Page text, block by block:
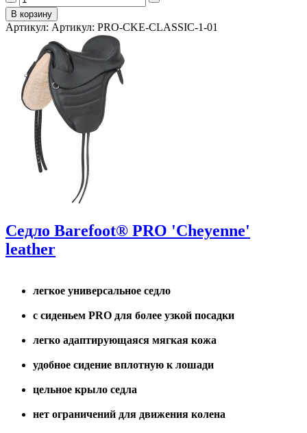
Артикул: Артикул: PRO-CKE-CLASSIC-1-01
Седло Barefoot® PRO 'Cheyenne'
leather
легкое универсальное седло
с сиденьем PRO для более узкой посадки
легко адаптирующаяся мягкая кожа
удобное сидение вплотную к лошади
цельное крыло седла
нет ограничений для движения колена